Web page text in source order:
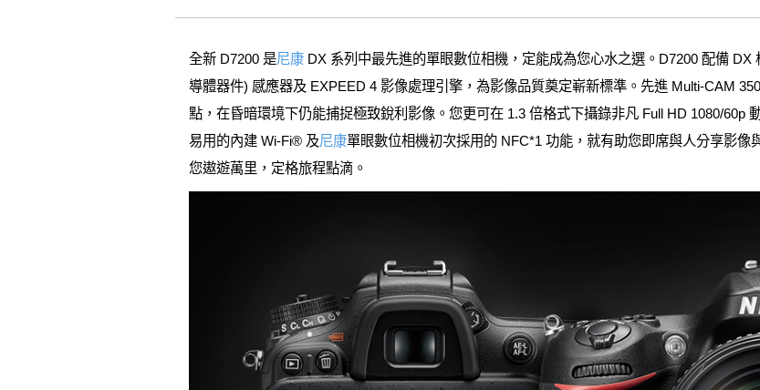
全新 D7200 是尼康 DX 系列中最先進的單眼數位相機，定能成為您心水之選。D7200 配備 DX
導體器件) 感應器及 EXPEED 4 影像處理引擎，為影像品質奠定嶄新標準。先進 Multi-CAM
點，在昏暗環境下仍能捕捉極致銳利影像。您更可在 1.3 倍格式下攝錄非凡 Full HD 1080/60p
易用的內建 Wi-Fi® 及尼康單眼數位相機初次採用的 NFC*1 功能，就有助您即席與人分享影像
您遨遊萬里，定格旅程點滴。